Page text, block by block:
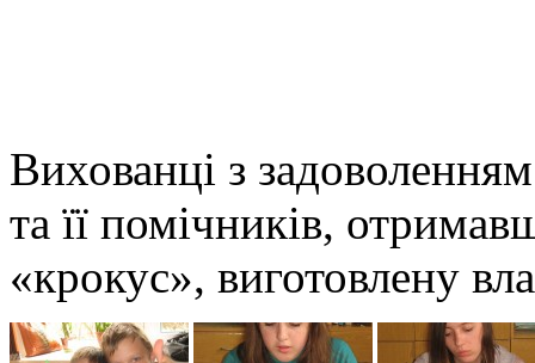
Вихованці з
та її помічників,
«крокус», виготовлену